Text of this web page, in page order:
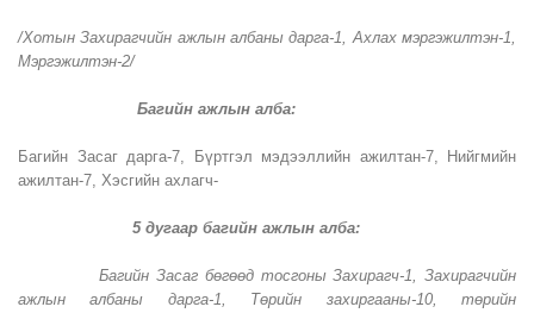
/Хотын Захирагчийн ажлын албаны дарга-1, Ахлах мэргэжилтэн-1,
Мэргэжилтэн-2/
Багийн ажлын алба:
Багийн Засаг дарга-7, Бүртгэл мэдээллийн ажилтан-7, Нийгмийн
ажилтан-7, Хэсгийн ахлагч-
5 дугаар багийн ажлын алба:
Багийн Засаг бөгөөд тосгоны Захирагч-1, Захирагчийн
ажлын албаны дарга-1, Төрийн захиргааны-10, төрийн